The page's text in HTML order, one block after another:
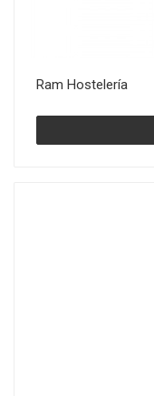
Ram Hostelería